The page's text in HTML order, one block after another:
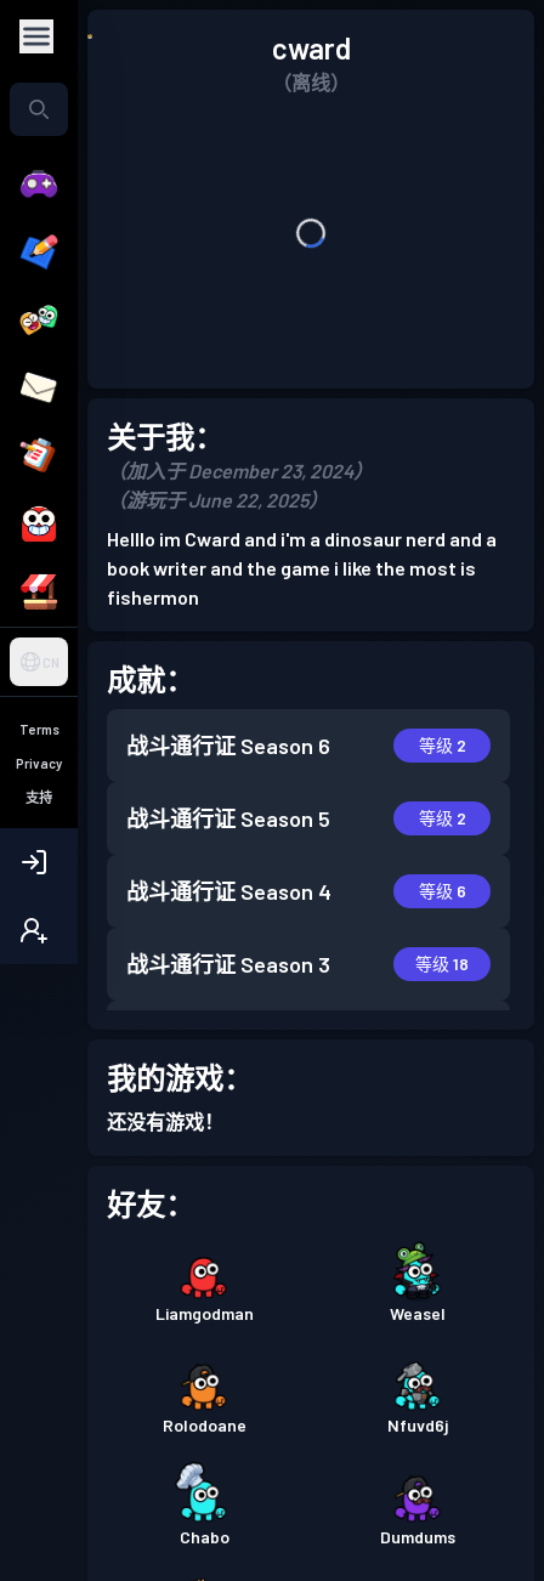
CN
Terms
Privacy
支持
cward
（离线）
关于我：
（加入于 December 23, 2024）
（游玩于 June 22, 2025）
Helllo im Cward and i'm a dinosaur nerd and a
book writer and the game i like the most is
fishermon
成就：
战斗通行证 Season 6 等级 2
战斗通行证 Season 5 等级 2
战斗通行证 Season 4 等级 6
战斗通行证 Season 3 等级 18
战斗通行证
我的游戏：
还没有游戏！
好友：
Liamgodman Weasel
Rolodoane Nfuvd6j
Chabo Dumdums